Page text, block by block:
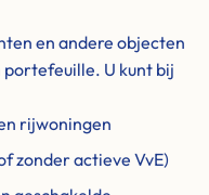
en andere objecten
U kunt bij
rijwoningen
zonder actieve VvE)